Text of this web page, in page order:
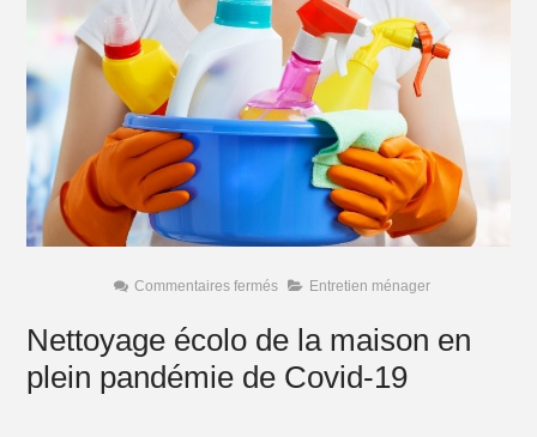
Commentaires ferméssur
de
la
maison
en
Entretien ménager
Nettoyage écolo de la maison en
plein pandémie de Covid-19